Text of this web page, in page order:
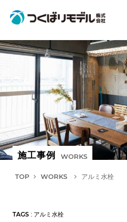
施工事例 WORKS
TOP WORKS アルミ水栓
TAGS : アルミ水栓